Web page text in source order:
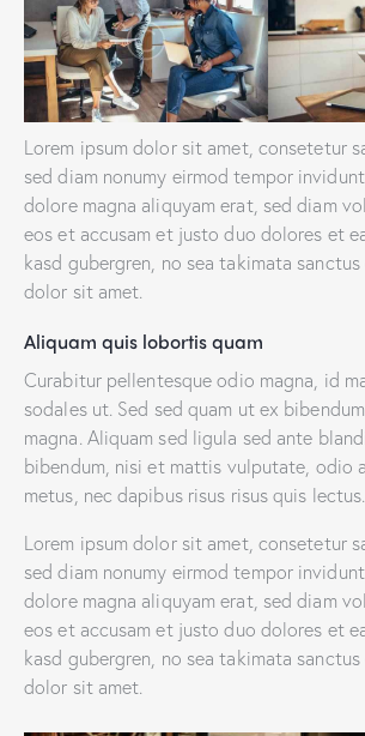
Lorem ipsum dolor sit amet, consetetur
sed diam nonumy eirmod tempor
dolore magna aliquyam erat, sed diam
eos et accusam et justo duo dolores et
kasd gubergren, no sea takimata
dolor sit amet.
Aliquam quis lobortis quam
Curabitur pellentesque odio magna, id
sodales ut. Sed sed quam ut ex
magna. Aliquam sed ligula sed ante
bibendum, nisi et mattis vulputate, odio
metus, nec dapibus risus risus quis lectus.
Lorem ipsum dolor sit amet, consetetur
sed diam nonumy eirmod tempor
dolore magna aliquyam erat, sed diam
eos et accusam et justo duo dolores et
kasd gubergren, no sea takimata
dolor sit amet.